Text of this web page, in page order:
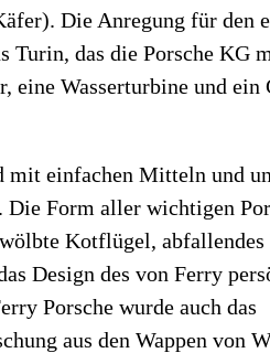
Die Anregung für den
Turin, das die Porsche KG
eine Wasserturbine und ein
mit einfachen Mitteln und
Die Form aller wichtigen
Kotflügel, abfallendes
Design des von Ferry
Porsche wurde auch das
aus den Wappen von